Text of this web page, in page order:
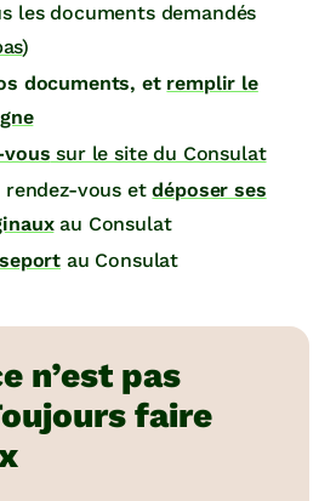
les documents demandés
)
documents, et remplir le
vous sur le site du Consulat
rendez-vous et déposer ses
au Consulat
au Consulat
n’est pas
faire